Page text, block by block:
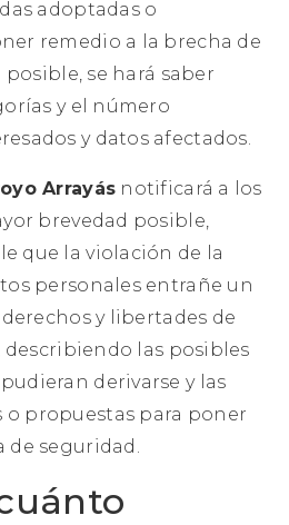
adoptadas o
remedio a la brecha de
posible, se hará saber
y el número
y datos afectados.
Arrayás notificará a los
brevedad posible,
que la violación de la
personales entrañe un
y libertades de
describiendo las posibles
derivarse y las
o propuestas para poner
de seguridad.